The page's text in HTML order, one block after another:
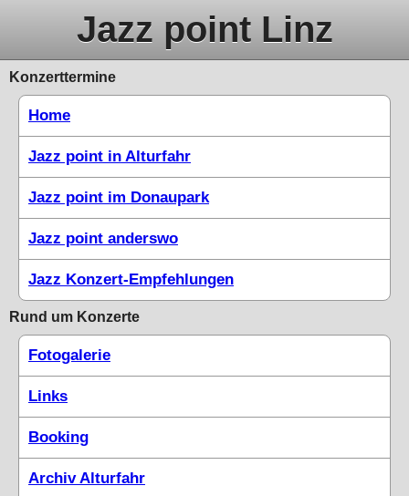
Jazz point Linz
Konzerttermine
Home
Jazz point in Alturfahr
Jazz point im Donaupark
Jazz point anderswo
Jazz Konzert-Empfehlungen
Rund um Konzerte
Fotogalerie
Links
Booking
Archiv Alturfahr